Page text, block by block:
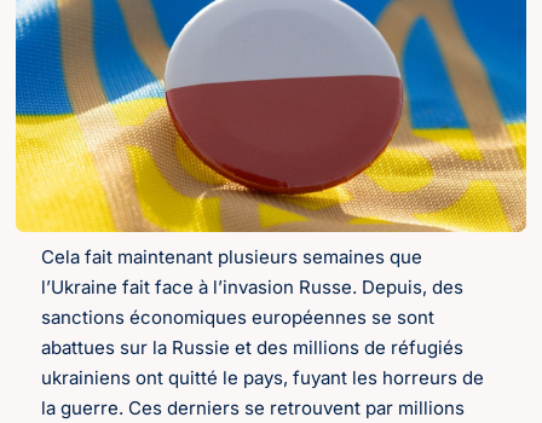
Cela fait maintenant plusieurs semaines que
l’Ukraine fait face à l’invasion Russe. Depuis, des
sanctions économiques européennes se sont
abattues sur la Russie et des millions de réfugiés
ukrainiens ont quitté le pays, fuyant les horreurs de
la guerre. Ces derniers se retrouvent par millions